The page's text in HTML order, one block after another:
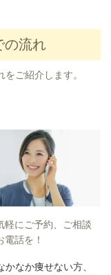
の流れ
ご紹介します。
軽にご予約、ご相談
電話を！
なか痩せない方、